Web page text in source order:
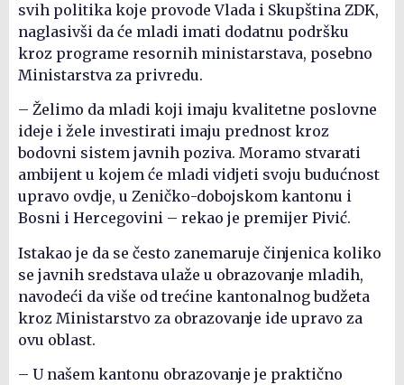
svih politika koje provode Vlada i Skupština ZDK,
naglasivši da će mladi imati dodatnu podršku
kroz programe resornih ministarstava, posebno
Ministarstva za privredu.
– Želimo da mladi koji imaju kvalitetne poslovne
ideje i žele investirati imaju prednost kroz
bodovni sistem javnih poziva. Moramo stvarati
ambijent u kojem će mladi vidjeti svoju budućnost
upravo ovdje, u Zeničko-dobojskom kantonu i
Bosni i Hercegovini – rekao je premijer Pivić.
Istakao je da se često zanemaruje činjenica koliko
se javnih sredstava ulaže u obrazovanje mladih,
navodeći da više od trećine kantonalnog budžeta
kroz Ministarstvo za obrazovanje ide upravo za
ovu oblast.
– U našem kantonu obrazovanje je praktično